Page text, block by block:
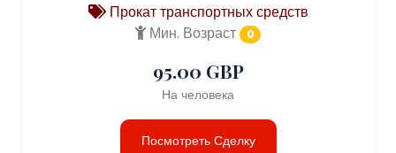
Прокат транспортных средств
Мин. Возраст
0
95.00 GBP
На человека
Посмотреть Сделку